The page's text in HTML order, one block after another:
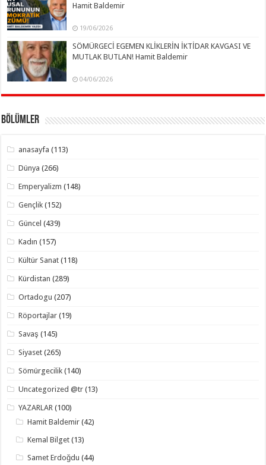
Hamit Baldemir
19/06/2026
SÖMÜRGECİ EGEMEN KLİKLERİN İKTİDAR KAVGASI VE
MUTLAK BUTLAN! Hamit Baldemir
04/06/2026
Bölümler
anasayfa (113)
Dünya (266)
Emperyalizm (148)
Gençlik (152)
Güncel (439)
Kadın (157)
Kültür Sanat (118)
Kürdistan (289)
Ortadogu (207)
Röportajlar (19)
Savaş (145)
Siyaset (265)
Sömürgecilik (140)
Uncategorized @tr (13)
YAZARLAR (100)
Hamit Baldemir (42)
Kemal Bilget (13)
Samet Erdoğdu (44)